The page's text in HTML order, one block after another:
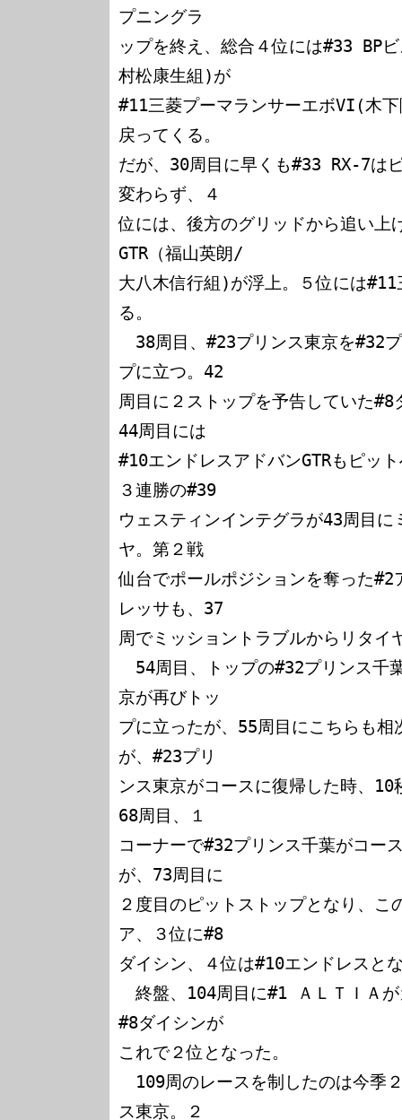
プニングラ
ップを終え、総合４位には#33 BP
村松康生組)が
#11三菱プーマランサーエボVI(木
戻ってくる。
だが、30周目に早くも#33 RX-7は
変わらず、４
位には、後方のグリッドから追い
GTR（福山英朗/
大八木信行組)が浮上。５位には
る。
38周目、#23プリンス東京を#32
プに立つ。42
周目に２ストップを予告していた
44周目には
#10エンドレスアドバンGTRもピッ
３連勝の#39
ウェスティンインテグラが43周目
ヤ。第２戦
仙台でポールポジションを奪った#2
レッサも、37
周でミッショントラブルからリタイ
54周目、トップの#32プリンス千
京が再びトッ
プに立ったが、55周目にこちらも
が、#23プリ
ンス東京がコースに復帰した時、
68周目、１
コーナーで#32プリンス千葉がコー
が、73周目に
２度目のピットストップとなり、こ
ア、３位に#8
ダイシン、４位は#10エンドレスと
終盤、104周目に#1 ＡＬＴＩＡが
#8ダイシンが
これで２位となった。
109周のレースを制したのは今季
ス東京。２